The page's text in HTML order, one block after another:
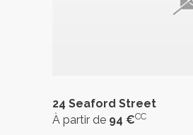
24 Seaford Street
À partir de 94 €CC